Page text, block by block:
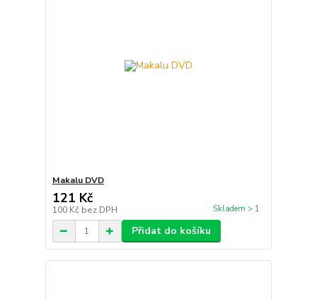
Makalu DVD
121 Kč
100 Kč bez DPH Skladem > 1
Přidat do košíku